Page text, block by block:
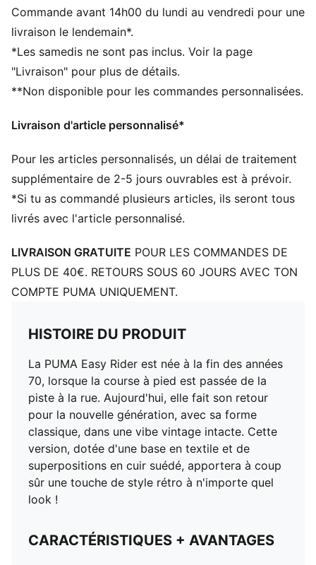
PUMA proviennent d’une méthode de fabrication
respectueuse de l’environnement et ont obtenu la
www.leatherworkinggroup.com
DÉTAILS
Tige en nylon
l'empeigne
Oeillets en daim
Œillets en suède avec sous-couche en cuir synthétique
Languette en nylon
Bande PUMA Formstrip en cuir synthétique
Détails brandés PUMA
PUMA Enfant et Adolescent : recommandé pour les
Commande avant 14h00 du lundi au vendredi pour une
livraison le lendemain*.
*Les samedis ne sont pas inclus. Voir la page
"Livraison" pour plus de détails.
**Non disponible pour les commandes personnalisées.
Livraison d'article personnalisé*
Pour les articles personnalisés, un délai de traitement
supplémentaire de 2-5 jours ouvrables est à prévoir.
*Si tu as commandé plusieurs articles, ils seront tous
livrés avec l'article personnalisé.
LIVRAISON GRATUITE POUR LES COMMANDES DE
PLUS DE 40€. RETOURS SOUS 60 JOURS AVEC TON
COMPTE PUMA UNIQUEMENT.
HISTOIRE DU PRODUIT
La PUMA Easy Rider est née à la fin des années
70, lorsque la course à pied est passée de la
piste à la rue. Aujourd'hui, elle fait son retour
pour la nouvelle génération, avec sa forme
classique, dans une vibe vintage intacte. Cette
version, dotée d'une base en textile et de
superpositions en cuir suédé, apportera à coup
sûr une touche de style rétro à n'importe quel
look !
CARACTÉRISTIQUES + AVANTAGES